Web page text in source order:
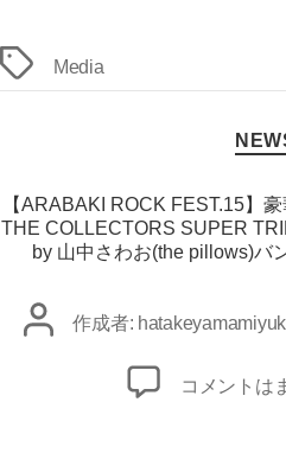
タ
グ
Media
カ
テ
リ
ー
【ARABAKI ROCK FEST.15】
THE COLLECTORS SUPER
by 山中さわお(the pillows)バ
投
作成者:
【ARABAKI
コメントは